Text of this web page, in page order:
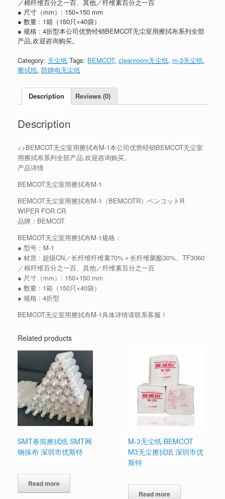
／棉纤维百分之一百、其他／纤维素百分之一百
● 尺寸（mm）: 150×150 mm
● 数量 : 1箱（150只×40袋）
● 规格 : 4折型本公司优势经销BEMCOT无尘室用擦拭布系列全部
产品,欢迎咨询购买。
Category: 无尘纸 Tags: BEMCOT, cleanroom无尘纸, m-3无尘纸,
擦拭纸, 防静电无尘纸
Description Reviews (0)
Description
<>BEMCOT无尘室用擦拭布M-1本公司优势经销BEMCOT无尘室
用擦拭布系列全部产品,欢迎咨询购买。
产品详情
BEMCOT无尘室用擦拭布M-1
BEMCOT无尘室用擦拭布M-1（BEMCOTR）ベンコットR
WIPER FOR CR
品牌：BEMCOT
BEMCOT无尘室用擦拭布M-1规格：
● 型号：M-1
● 材质 : 超级CN／长纤维纤维素70%＋长纤维聚酯30%、TF3060
／棉纤维百分之一百、其他／纤维素百分之一百
● 尺寸（mm）: 150×150 mm
● 数量 : 1箱（150只×40袋）
● 规格 : 4折型
BEMCOT无尘室用擦拭布M-1具体详情请联系客服！
Related products
SMT卷筒擦拭纸 SMT网
钢抹布 深圳市优斯特
Read more
M-3无尘纸 BEMCOT
M3无尘擦拭纸 深圳市优
斯特
Read more